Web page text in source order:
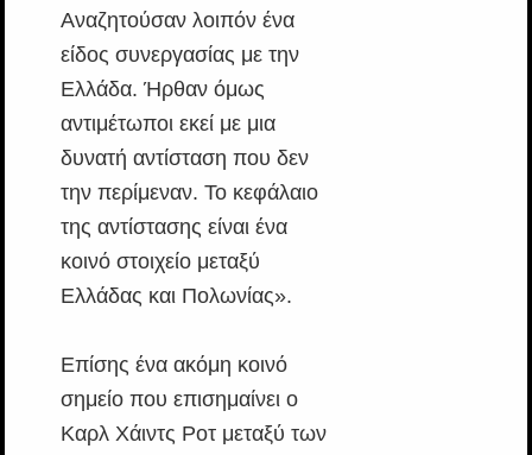
Αναζητούσαν λοιπόν ένα
είδος συνεργασίας με την
Ελλάδα. Ήρθαν όμως
αντιμέτωποι εκεί με μια
δυνατή αντίσταση που δεν
την περίμεναν. Το κεφάλαιο
της αντίστασης είναι ένα
κοινό στοιχείο μεταξύ
Ελλάδας και Πολωνίας».
Eπίσης ένα ακόμη κοινό
σημείο που επισημαίνει ο
Καρλ Χάιντς Ροτ μεταξύ των